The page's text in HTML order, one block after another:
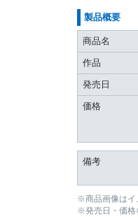
製品概要
商品名
作品
発売日
価格
備考
※商品画像はイ
※発売日・価格